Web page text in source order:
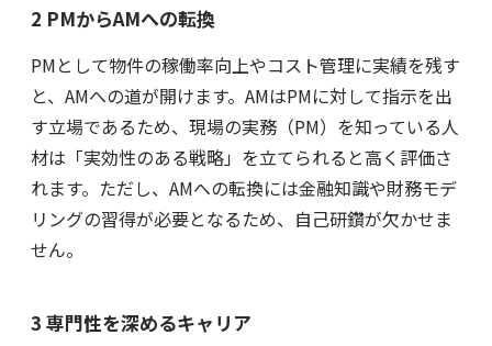
2 PMからAMへの転換
PMとして物件の稼働率向上やコスト管理に実績を残す
と、AMへの道が開けます。AMはPMに対して指示を出
す立場であるため、現場の実務（PM）を知っている人
材は「実効性のある戦略」を立てられると高く評価さ
れます。ただし、AMへの転換には金融知識や財務モデ
リングの習得が必要となるため、自己研鑽が欠かせま
せん。
3 専門性を深めるキャリア